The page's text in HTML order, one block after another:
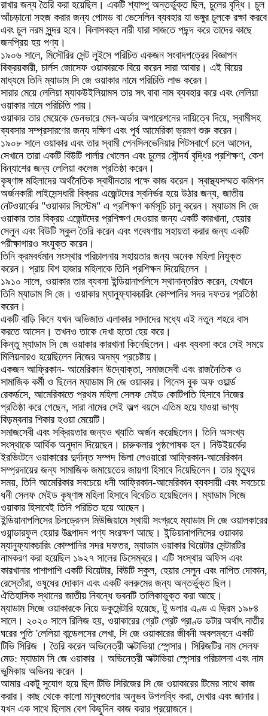
রাখার জন্য তৈরি করা হয়েছিল। একটি শ্যাম্পু অন্তর্ভুক্ত ছিল, চুলের বৃদ্ধি। চুল
আঁচড়ানো সহজ করার জন্য পোমড বা ভেসেলিন ব্যবহার যা ভঙ্গুর চুলকে রক্ষা করবে
এবং চুল নরম সুন্দর হবে। বিলাসবহুল নারী যারা সাজতে পছন্দ করে তাদের কাছে
জনপ্রিয় হয় পণ্য।
১৯০৬ সালে, মিসৌরির সেন্ট লুইসে পরিচিত একজন সংবাদপত্রের বিজ্ঞাপন
বিক্রয়কারী, চার্লস জোসেফ ওয়াকারকে বিয়ে করেন সারা আবার। এই বিয়ের
মাধ্যমে তিনি ম্যাডাম সি জে ওয়াকার নামে পরিচিতি লাভ করেন।
সারার মেয়ে লেলিয়া ম্যাকউইলিয়ামস তার সৎ বাবা নাম ব্যবহার করে এবং লেলিয়া
ওয়াকার নামে পরিচিতি পায়।
ওয়াকার তার মেয়েকে ডেনভারে মেল-অর্ডার অপারেশনের দায়িত্বে দিয়ে, স্বামীসহ
ব্যবসার সম্প্রসারণের জন্য দক্ষিণ এবং পূর্ব আমেরিকা ভ্রমণ শুরু করেন।
১৯০৮ সালে ওয়াকার এবং তার স্বামী পেনসিলভেনিয়ার পিটসবার্গে চলে আসেন,
সেখানে তারা একটি বিউটি পার্লার খোলেন এবং চুলের সৌন্দর্য বৃদ্ধির প্রশিক্ষণ, কেশ
বিন্যাশের জন্য লেলিয়া কলেজ প্রতিষ্ঠা করেন।
কৃষ্ণাঙ্গ মহিলাদের অর্থনৈতিক স্বাধীনতার পক্ষে কাজ করেন। স্বাস্থ্যসম্মত কমিশন
অর্জনকারী লাইসেন্সধারী বিক্রয় এজেন্টদের স্বনির্ভর হয়ে উঠার জন্য, জাতীয়
নেটওয়ার্কের "ওয়াকার সিস্টেম" এ প্রশিক্ষণ কর্মসূচি চালু করেন। ম্যাডাম সি জে
ওয়াকার তার বিক্রয় এজেন্টদের প্রশিক্ষণ দেওয়ার জন্য একটি কারখানা, হেয়ার
সেলুন এবং বিউটি স্কুল তৈরি করেন এবং গবেষণায় সহায়তা করার জন্য একটি
পরীক্ষাগারও সংযুক্ত করেন।
তিনি ক্রমবর্ধমান সংস্থার পরিচালনায় সহায়তার জন্য অনেক মহিলা নিযুক্ত
করেন। প্রায় বিশ হাজার মহিলাকে তিনি প্রশিক্ষন দিয়েছিলেন ।
১৯১০ সালে, ওয়াকার তার ব্যবসা ইন্ডিয়ানাপলিসে স্থানান্তরিত করেন, যেখানে
তিনি ম্যাডাম সি জে। ওয়াকার ম্যানুফ্যাকচারিং কোম্পানির সদর দফতর প্রতিষ্ঠা
করেন।
একটি বাড়ি কিনে যখন অভিজাত এলাকার সাদাদের মধ্যে এই নতুন শহরে বাস
করতে আসেন। তখনও তাকে দেখা হতো হেয় করে।
কিন্তু ম্যাডাম সি জে ওয়াকার কারখানা কিনেছিলেন। এবং ব্যবসা করে সেই সময়ে
মিলিয়নারও হয়েছিলেন নিজের অদম্য প্রচেষ্টায়।
একজন আফ্রিকান- আমেরিকান উদ্যোক্তা, সমাজসেবী এবং রাজনৈতিক ও
সামাজিক কর্মী ও ছিলেন ম্যাডাম সি জে ওয়াকার। গিনেস বুক অফ ওয়ার্ল্ড
রেকর্ডসে, আমেরিকাতে প্রথম মহিলা সেলফ মেইড কোটিপতি হিসাবে নিজের
প্রতিষ্ঠা করে গেছেন, সারা নামের সেই অল্প বয়সে এতিম হয়ে যাওয়া ভাগ্য
বিড়ম্বনার শিকার হওয়া মেয়েটি।
সমাজসেবী এবং সক্রিয়তার জন্যও খ্যাতি অর্জন করেছিলেন। তিনি অসংখ্য
সংস্থাকে আর্থিক অনুদান দিয়েছেন। চারুকলার পৃষ্ঠপোষক হন। নিউইয়র্কের
ইরভিংটনে ওয়াকারের দুর্দান্ত সম্পদ ভিলা লেওয়ারো আফ্রিকান-আমেরিকান
সম্প্রদায়ের জন্য সামাজিক জমায়েতের জায়গা হিসাবে দিয়েছিলেন। তার মৃত্যুর
সময়, তিনি আমেরিকার সবচেয়ে ধনী আফ্রিকান-আমেরিকান ব্যবসায়ী এবং সবচেয়ে
ধনী সেলফ মেইড কৃষ্ণাঙ্গ মহিলা হিসাবে বিবেচিত হয়েছিলেন। ম্যাডাম সিজে
ওয়াকার হিসাবেই তিনি পরিচিত হয়ে আছেন।
ইন্ডিয়ানাপলিসের চিলড্রেনস মিউজিয়ামে স্থায়ী সংগ্রহে ম্যাডাম সি জে ওয়ালকারের
ওয়ান্ডারফুল হেয়ার উৎত্পাদন পণ্য সংরক্ষণ আছে। ইন্ডিয়ানাপলিসের ওয়াকার
ম্যানুফ্যাকচারিং কোম্পানির সদর দফতর, ম্যাডাম ওয়াকার থিয়েটার সেন্টারটির
নামকরণ করা হয়েছিল ১৯২৭ সালের ডিসেম্বরে। এটি সংস্থার অফিস এবং
কারখানার পাশাপাশি একটি থিয়েটার, বিউটি স্কুল, হেয়ার সেলুন এবং নাপিত দোকান,
রেস্তোঁরা, ওষুধের দোকান এবং একটি বলরুমের জন্য অন্তর্ভুক্ত ছিল।
ঐতিহাসিক স্থানের জাতীয় নিবন্ধে ভবনটি তালিকাভুক্ত করা আছে।
ম্যাডাম সিজে ওয়াকারকে নিয়ে ডকুমেন্টারি হয়েছে, টু ডলার এণ্ড এ ড্রিম ১৯৮৪
সালে। ২০২০ সালে রিলিজ হয়, ওয়াকারের গ্রেট গ্রেট গ্রাণ্ড ডটার অর্থাৎ নাতীর
ঘরের পুতি 'লেলিয়া বান্ডেলসের লেখা, সি জে ওয়াকারের জীবনী অবলম্বনে একটি
টিভি সিরিজ । তৈরি করেন অভিনেত্রী অক্টাভিয়া স্পেন্সার। সিরিজটির নাম সেলফ
মেড: ম্যাডাম সি জে ওয়াকার । অভিনেত্রী অক্টাভিয়া স্পেন্সার পরিচালনা এবং নাম
ভুমিকায় অভিনয় করেন ।
আমার একটু সুযোগ হয়ে ছিল টিভি সিরিজের সি জে ওয়াকারের টিমের সাথে কাজ
করার। কাছ থেকে কালো মানুষগুলোর অনুভব উপলব্ধি করা, দেখার এবং জানার।
যখন এক সাথে ছিলাম বেশ কিছুদিন কাজ করার প্রয়োজনে।